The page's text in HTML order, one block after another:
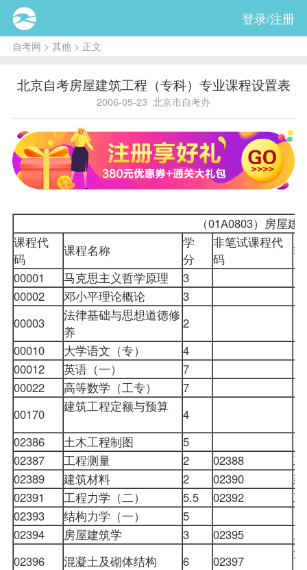
登录/注册
自考网 > 其他 > 正文
北京自考房屋建筑工程（专科）专业课程设置表
2006-05-23 北京市自考办
（01A0803） 房屋建
课程代
码
课程名称
学
分
非笔试课程代
码
00001
马克思主义哲学原理
3
00002
邓小平理论概论
3
00003
法律基础与思想道德修
养
2
00010
大学语文 （专）
4
00012
英语（一）
7
00022
高等数学（工专）
7
00170
建筑工程定额与预算
4
02386
土木工程制图
5
02387
工程测量 2 02388
02389
建筑材料 2 02390
02391
工程力学（二） 5.5 02392
02393
结构力学（一）
5
02394
房屋建筑学 3 02395
02396
混凝土及砌体结构 6 02397